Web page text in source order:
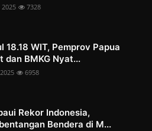
2025 7328
18.18 WIT, Pemprov Papua
dan BMKG Nyat...
6958
Rekor Indonesia,
Bendera di M...